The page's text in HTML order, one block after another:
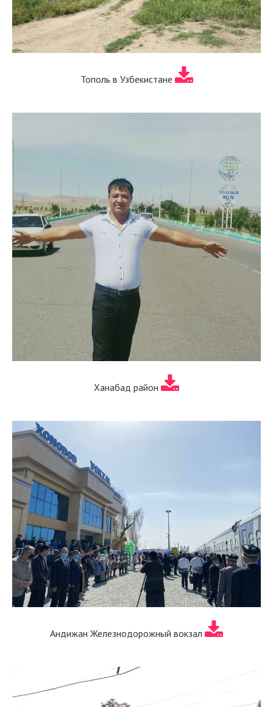
Тополь в Узбекистане
Ханабад район
Андижан Железнодорожный вокзал